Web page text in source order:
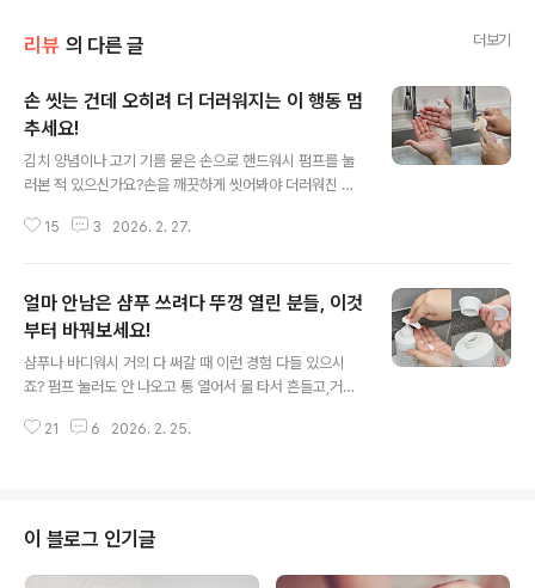
리뷰 의 다른 글 더보기
손 씻는 건데 오히려 더 더러워지는 이 행동 멈
추세요!
김치 양념이나 고기 기름 묻은 손으로 핸드워시 펌프를 눌
러본 적 있으신가요?손을 깨끗하게 씻어봐야 더러워진 펌
지만 매일 반복되다보니 은근히 스트레스더라고요. 그래서
나와서 편해요. 펌프 누를 필요 없이 손만 대면 되니까 세제
통 주변이 더러워질 일이 없네요. 거품 타입이라 바로 사용
가능한 점도 굿! 손 씻을 때 문지르기 편하고 사용량도 4단
계로 조절할 수 있어요. 이제 김치 국물 묻은 손으로 펌프
누르느라 고생하지 마세요! 삶의 질 수직 상승하는 디스펜
서 확인하기 르메이어 비접촉 핸드워시 자동 센서 디스..
15 3 2026. 2. 27.
얼마 안남은 샴푸 쓰려다 뚜껑 열린 분들, 이것
부터 바꿔보세요!
샴푸나 바디워시 거의 다 써갈 때 이런 경험 다들 있으시
죠? 펌프 눌러도 안 나오고 통 열어서 물 타서 흔들고,거꾸
짜증나거든요.그런데 이 불편함을 단번에 해결해줄 꿀템을
요. 말랑말랑하고 부드러운 실리콘 재질인데요. 흐물거리
는거 아니고 뚜껑도 야무지게 닫혀요. 이 캡으로 교체해서
거꾸로 세워두니까 내용물이 자연스럽게 아래로 모여서 남
21 6 2026. 2. 25.
이 블로그 인기글